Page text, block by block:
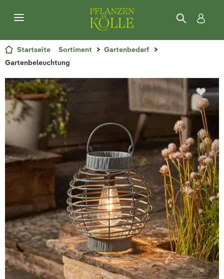
Startseite Sortiment
Gartenbedarf
Gartenbeleuchtung